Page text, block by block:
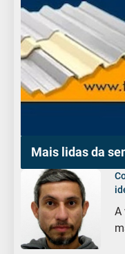
Mais lidas da
A